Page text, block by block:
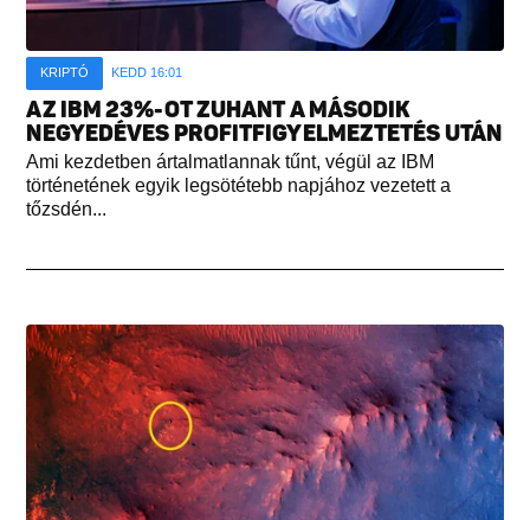
KRIPTÓ KEDD 16:01
AZ IBM 23%-OT ZUHANT A MÁSODIK
NEGYEDÉVES PROFITFIGYELMEZTETÉS UTÁN
Ami kezdetben ártalmatlannak tűnt, végül az IBM
történetének egyik legsötétebb napjához vezetett a
tőzsdén...